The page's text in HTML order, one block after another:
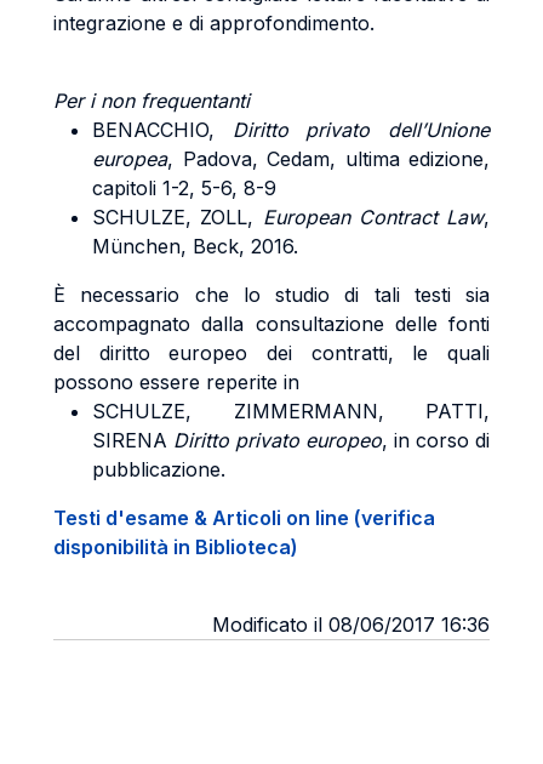
integrazione e di approfondimento.
Per i non frequentanti
BENACCHIO, Diritto privato dell’Unione
europea, Padova, Cedam, ultima edizione,
capitoli 1-2, 5-6, 8-9
SCHULZE, ZOLL, European Contract Law,
München, Beck, 2016.
È necessario che lo studio di tali testi sia
accompagnato dalla consultazione delle fonti
del diritto europeo dei contratti, le quali
possono essere reperite in
SCHULZE, ZIMMERMANN, PATTI,
SIRENA Diritto privato europeo, in corso di
pubblicazione.
Testi d'esame & Articoli on line (verifica
disponibilità in Biblioteca)
Modificato il 08/06/2017 16:36